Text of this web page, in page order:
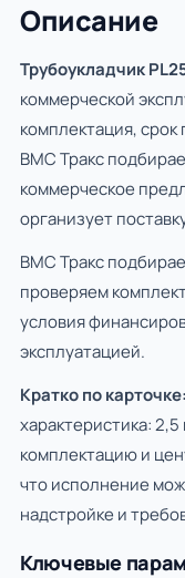
Описание
Трубоукладчик
коммерческой
комплектация, срок
ВМС Тракс
коммерческое
организует
ВМС Тракс
проверяем
условия
эксплуатацией.
Кратко по карточке:
характеристика:
комплектацию и
что исполнение
надстройке и
Ключевые